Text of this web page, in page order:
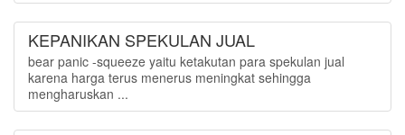
KEPANIKAN SPEKULAN JUAL
bear panic -squeeze yaitu ketakutan para spekulan jual
karena harga terus menerus meningkat sehingga
mengharuskan ...